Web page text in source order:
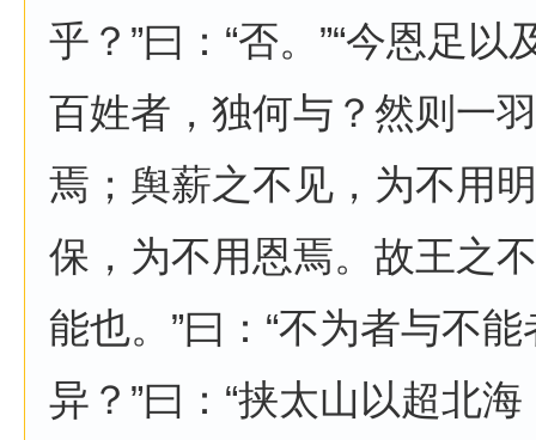
乎？”曰：“否。”“今恩足
百姓者，独何与？然则一
焉；舆薪之不见，为不用
保，为不用恩焉。故王之
能也。”曰：“不为者与不
异？”曰：“挟太山以超北海